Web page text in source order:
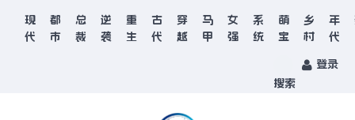
现
代
都
市
总
裁
逆
袭
重
生
古
代
穿
越
马
甲
女
强
系
统
萌
宝
乡
村
年
代
搜索
登录